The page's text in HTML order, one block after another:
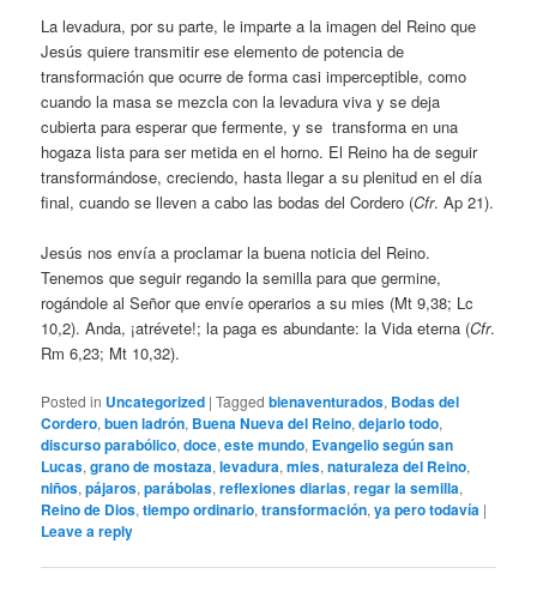
La levadura, por su parte, le imparte a la imagen del Reino que
Jesús quiere transmitir ese elemento de potencia de
transformación que ocurre de forma casi imperceptible, como
cuando la masa se mezcla con la levadura viva y se deja
cubierta para esperar que fermente, y se transforma en una
hogaza lista para ser metida en el horno. El Reino ha de seguir
transformándose, creciendo, hasta llegar a su plenitud en el día
final, cuando se lleven a cabo las bodas del Cordero (Cfr. Ap 21).
Jesús nos envía a proclamar la buena noticia del Reino.
Tenemos que seguir regando la semilla para que germine,
rogándole al Señor que envíe operarios a su mies (Mt 9,38; Lc
10,2). Anda, ¡atrévete!; la paga es abundante: la Vida eterna (Cfr.
Rm 6,23; Mt 10,32).
Posted in Uncategorized |Tagged bienaventurados, Bodas del
Cordero,buen ladrón, Buena Nueva del Reino,dejarlo todo,
discurso parabólico,doce,este mundo, Evangelio según san
Lucas,grano de mostaza,levadura,mies,naturaleza del Reino,
niños,pájaros,parábolas,reflexiones diarias,regar la semilla,
Reino de Dios,tiempo ordinario,transformación,ya pero todavía |
Leave a reply